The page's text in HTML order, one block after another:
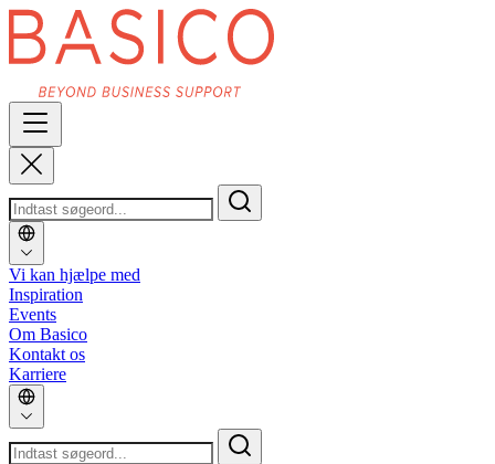
Vi kan hjælpe med
Inspiration
Events
Om Basico
Kontakt os
Karriere